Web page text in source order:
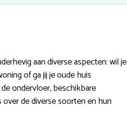
aan diverse aspecten: wil je
of ga jij je oude huis
ondervloer, beschikbare
de diverse soorten en hun